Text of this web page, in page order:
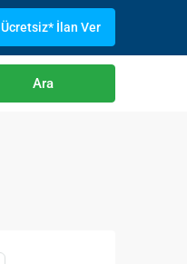
Ücretsiz* İlan Ver
Ara